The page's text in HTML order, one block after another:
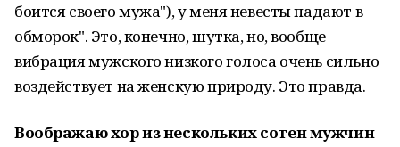
боится своего мужа"), у меня невесты падают в
обморок". Это, конечно, шутка, но, вообще
вибрация мужского низкого голоса очень сильно
воздействует на женскую природу. Это правда.
Воображаю хор из нескольких сотен мужчин